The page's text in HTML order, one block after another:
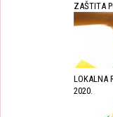
ZAŠTITA
LOKALNA
2020.